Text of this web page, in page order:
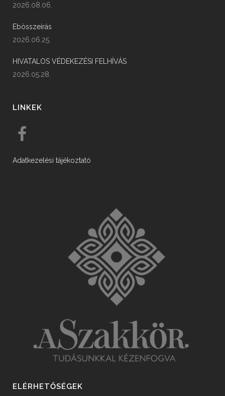
2026.08.06.
Ebösszeírás
2026.06.25.
HIVATALOS VÉDEKEZÉSI FELHÍVÁS
2026.05.28.
LINKEK
Adatkezelési tájékoztató
ELÉRHETŐSÉGEK